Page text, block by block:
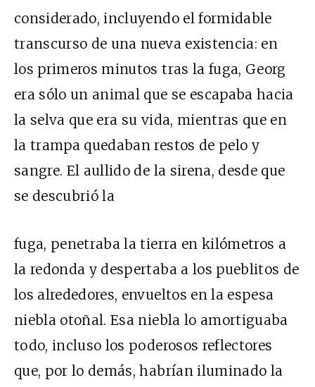
considerado, incluyendo el formidable
transcurso de una nueva existencia: en
los primeros minutos tras la fuga, Georg
era sólo un animal que se escapaba hacia
la selva que era su vida, mientras que en
la trampa quedaban restos de pelo y
sangre. El aullido de la sirena, desde que
se descubrió la
fuga, penetraba la tierra en kilómetros a
la redonda y despertaba a los pueblitos de
los alrededores, envueltos en la espesa
niebla otoñal. Esa niebla lo amortiguaba
todo, incluso los poderosos reflectores
que, por lo demás, habrían iluminado la